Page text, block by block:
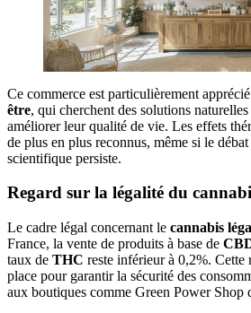
Ce commerce est particulièrement
être, qui cherchent des solutions
améliorer leur qualité de vie. Les effets
de plus en plus reconnus, même si le
scientifique persiste.
Regard sur la légalité du
Le cadre légal concernant le cannabis
France, la vente de produits à base de
taux de THC reste inférieur à 0,2%. Cette
place pour garantir la sécurité des
aux boutiques comme Green Power Shop